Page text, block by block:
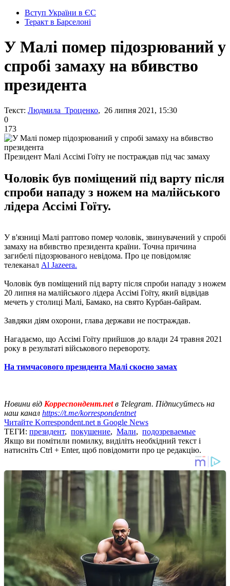
Вступ України в ЄС
Теракт в Барселоні
У Малі помер підозрюваний у
спробі замаху на вбивство
президента
Текст: Людмила Троценко, 26 липня 2021, 15:30
0
173
Президент Малі Ассімі Гоїту не постраждав під час замаху
Чоловік був поміщений під варту після
спроби нападу з ножем на малійського
лідера Ассімі Гоїту.
У в'язниці Малі раптово помер чоловік, звинувачений у спробі
замаху на вбивство президента країни. Точна причина
загибелі підозрюваного невідома. Про це повідомляє
телеканал Al Jazeera.
Чоловік був поміщений під варту після спроби нападу з ножем
20 липня на малійського лідера Ассімі Гоїту, який відвідав
мечеть у столиці Малі, Бамако, на свято Курбан-байрам.
Завдяки діям охорони, глава держави не постраждав.
Нагадаємо, що Ассімі Гоїту прийшов до влади 24 травня 2021
року в результаті військового перевороту.
На тимчасового президента Малі скоєно замах
Новини від Корреспондент.netв Telegram. Підписуйтесь на
наш канал https://t.me/korrespondentnet
Читайте Korrespondent.net в Google News
ТЕГИ: президент, покушение, Мали, подозреваемые
Якщо ви помітили помилку, виділіть необхідний текст і
натисніть Ctrl + Enter, щоб повідомити про це редакцію.